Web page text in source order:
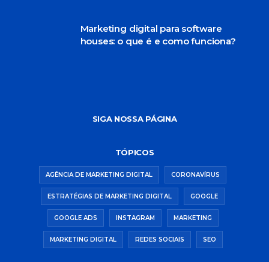
Marketing digital para software
houses: o que é e como funciona?
SIGA NOSSA PÁGINA
TÓPICOS
AGÊNCIA DE MARKETING DIGITAL CORONAVÍRUS
ESTRATÉGIAS DE MARKETING DIGITAL GOOGLE
GOOGLE ADS INSTAGRAM MARKETING
MARKETING DIGITAL REDES SOCIAIS SEO